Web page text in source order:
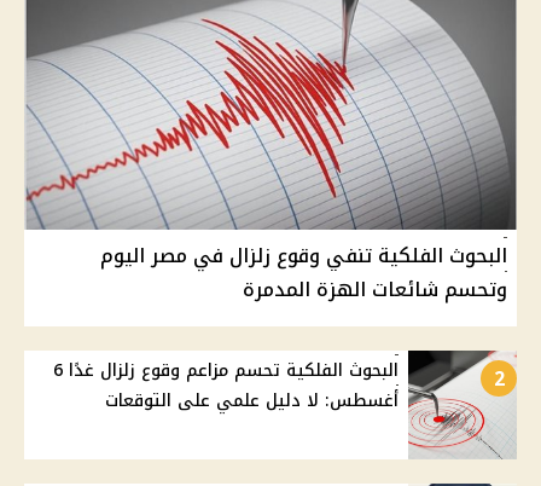
البحوث الفلكية تنفي وقوع زلزال في مصر اليوم
وتحسم شائعات الهزة المدمرة
2
البحوث الفلكية تحسم مزاعم وقوع زلزال غدًا 6
أغسطس: لا دليل علمي على التوقعات